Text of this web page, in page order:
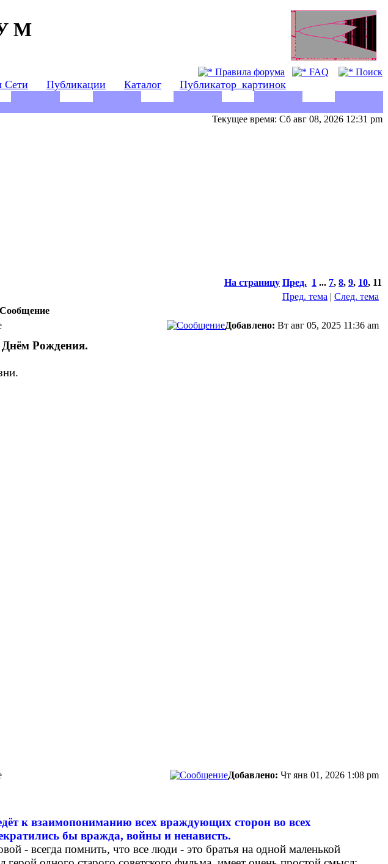
М
Правила форума FAQ Поиск
Сети Публикации Каталог Публикатор_картинок
Текущее время: Сб авг 08, 2026 12:31 pm
На страницу Пред. 1 ... 7, 8, 9, 10, 11
Пред. тема | След. тема
Сообщение
Добавлено: Вт авг 05, 2025 11:36 am
Рождения.
Добавлено: Чт янв 01, 2026 1:08 pm
к взаимопониманию всех враждующих сторон во всех
бы вражда, войны и ненависть.
- всегда помнить, что все люди - это братья на одной маленькой